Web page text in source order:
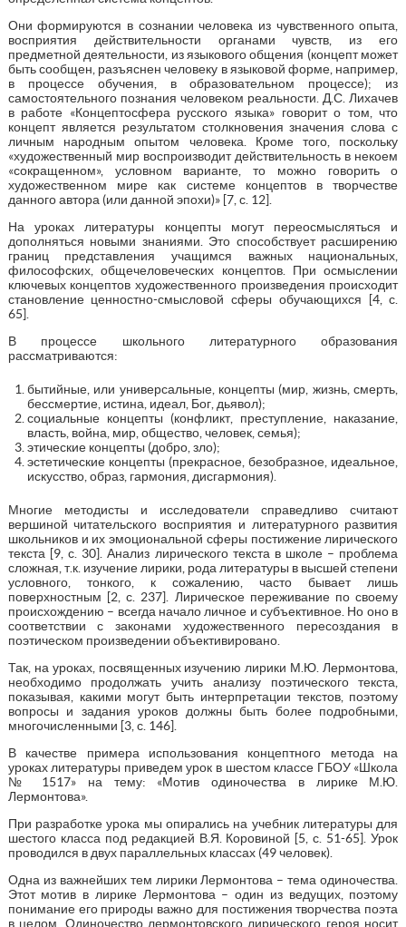
Они формируются в сознании человека из чувственного опыта,
восприятия действительности органами чувств, из его
предметной деятельности, из языкового общения (концепт может
быть сообщен, разъяснен человеку в языковой форме, например,
в процессе обучения, в образовательном процессе); из
самостоятельного познания человеком реальности. Д.С. Лихачев
в работе «Концептосфера русского языка» говорит о том, что
концепт является результатом столкновения значения слова с
личным народным опытом человека. Кроме того, поскольку
«художественный мир воспроизводит действительность в некоем
«сокращенном», условном варианте, то можно говорить о
художественном мире как системе концептов в творчестве
данного автора (или данной эпохи)» [7, с. 12].
На уроках литературы концепты могут переосмысляться и
дополняться новыми знаниями. Это способствует расширению
границ представления учащимся важных национальных,
философских, общечеловеческих концептов. При осмыслении
ключевых концептов художественного произведения происходит
становление ценностно-смысловой сферы обучающихся [4, с.
65].
В процессе школьного литературного образования
рассматриваются:
бытийные, или универсальные, концепты (мир, жизнь, смерть,
бессмертие, истина, идеал, Бог, дьявол);
социальные концепты (конфликт, преступление, наказание,
власть, война, мир, общество, человек, семья);
этические концепты (добро, зло);
эстетические концепты (прекрасное, безобразное, идеальное,
искусство, образ, гармония, дисгармония).
Многие методисты и исследователи справедливо считают
вершиной читательского восприятия и литературного развития
школьников и их эмоциональной сферы постижение лирического
текста [9, с. 30]. Анализ лирического текста в школе – проблема
сложная, т.к. изучение лирики, рода литературы в высшей степени
условного, тонкого, к сожалению, часто бывает лишь
поверхностным [2, с. 237]. Лирическое переживание по своему
происхождению – всегда начало личное и субъективное. Но оно в
соответствии с законами художественного пересоздания в
поэтическом произведении объективировано.
Так, на уроках, посвященных изучению лирики М.Ю. Лермонтова,
необходимо продолжать учить анализу поэтического текста,
показывая, какими могут быть интерпретации текстов, поэтому
вопросы и задания уроков должны быть более подробными,
многочисленными [3, с. 146].
В качестве примера использования концептного метода на
уроках литературы приведем урок в шестом классе ГБОУ «Школа
№ 1517» на тему: «Мотив одиночества в лирике М.Ю.
Лермонтова».
При разработке урока мы опирались на учебник литературы для
шестого класса под редакцией В.Я. Коровиной [5, с. 51-65]. Урок
проводился в двух параллельных классах (49 человек).
Одна из важнейших тем лирики Лермонтова – тема одиночества.
Этот мотив в лирике Лермонтова – один из ведущих, поэтому
понимание его природы важно для постижения творчества поэта
в целом. Одиночество лермонтовского лирического героя носит